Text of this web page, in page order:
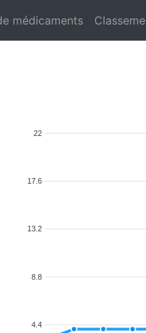
médicaments
22
17.6
13.2
8.8
4.4